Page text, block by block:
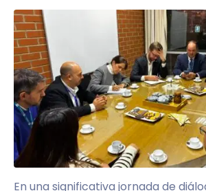
En una significativa jornada de